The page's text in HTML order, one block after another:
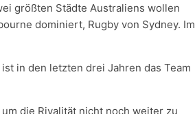
größten Städte Australiens wollen
dominiert, Rugby von Sydney. Im
in den letzten drei Jahren das Team
die Rivalität nicht noch weiter zu